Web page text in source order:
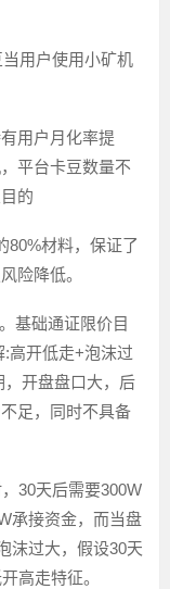
用户使用小矿机
用户月化率提
平台卡豆数量不
的
80%材料，保证了
险降低。
基础通证限价目
高开低走+泡沫过
开盘盘口大，后
足，同时不具备
30天后需要300W
承接资金，而当盘
沫过大，假设30天
高走特征。